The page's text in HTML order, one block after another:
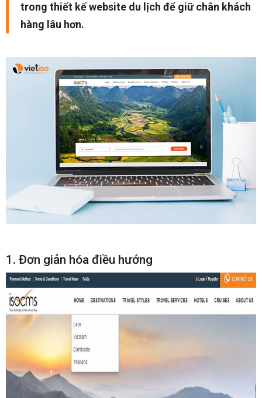
trong thiết kế website du lịch để giữ chân khách
hàng lâu hơn.
1. Đơn giản hóa điều hướng